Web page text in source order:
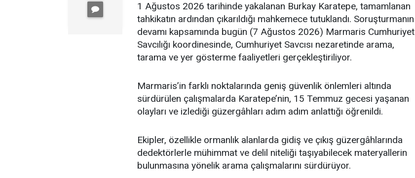
1 Ağustos 2026 tarihinde yakalanan Burkay Karatepe, tamamlanan
tahkikatın ardından çıkarıldığı mahkemece tutuklandı. Soruşturmanın
devamı kapsamında bugün (7 Ağustos 2026) Marmaris Cumhuriyet
Savcılığı koordinesinde, Cumhuriyet Savcısı nezaretinde arama,
tarama ve yer gösterme faaliyetleri gerçekleştiriliyor.
Marmaris’in farklı noktalarında geniş güvenlik önlemleri altında
sürdürülen çalışmalarda Karatepe’nin, 15 Temmuz gecesi yaşanan
olayları ve izlediği güzergâhları adım adım anlattığı öğrenildi.
Ekipler, özellikle ormanlık alanlarda gidiş ve çıkış güzergâhlarında
dedektörlerle mühimmat ve delil niteliği taşıyabilecek materyallerin
bulunmasına yönelik arama çalışmalarını sürdürüyor.